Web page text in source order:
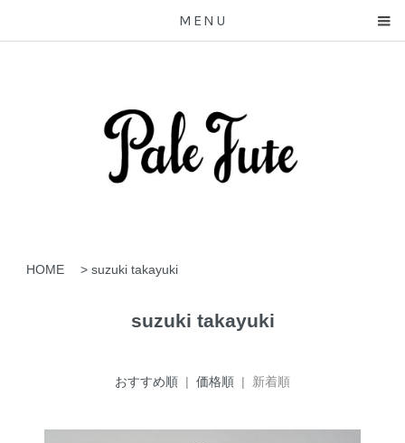
MENU
HOME >suzuki takayuki
suzuki takayuki
おすすめ順 | 価格順 | 新着順